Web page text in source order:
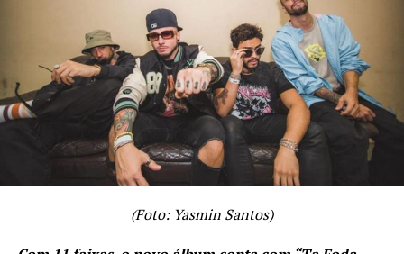
muito aos corações. Deus nos criou com essa identidade
musical. Cabe a cada um nós acessar a centelha divina
em nós. Quero sempre ser um canal”, finaliza a cantora.
Acompanhe o ministério de Rejani Avancini no
Instagram:
https://www.instagram.com/rejaniavancini/
Aproveite para conferir outros vídeos no canal do
YouTube de Rejani Avancini:
(Foto: Yasmin Santos)